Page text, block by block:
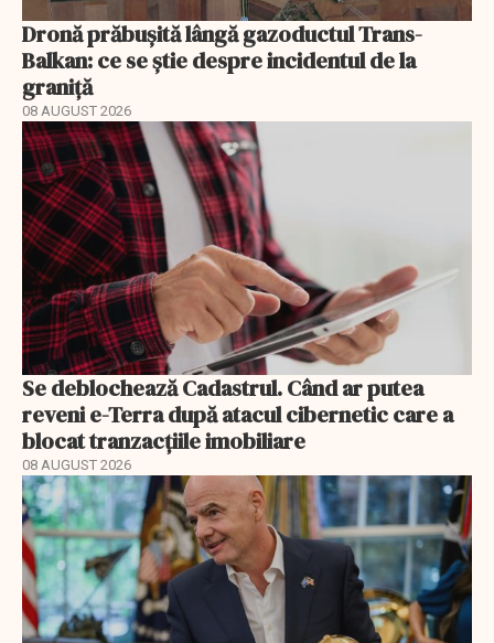
Dronă prăbușită lângă gazoductul Trans-
Balkan: ce se știe despre incidentul de la
graniță
08 AUGUST 2026
Se deblochează Cadastrul. Când ar putea
reveni e-Terra după atacul cibernetic care a
blocat tranzacțiile imobiliare
08 AUGUST 2026